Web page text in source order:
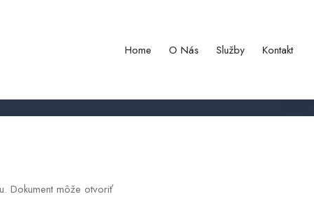
Home O Nás Služby Kontakt
rázny krok proti Slovensku
Dokument môže otvoriť